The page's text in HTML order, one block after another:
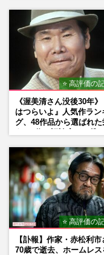
⭐ 高評価の
《渥美清さん没後30年》
はつらいよ』人気作ラン
グ、48作品から選ばれた
⭐ 高評価の
【訃報】作家・赤松利市
70歳で逝去、ホームレス